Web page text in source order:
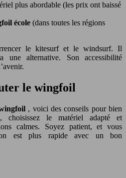
plus abordable (les prix ont baissé
école (dans toutes les régions
le kitesurf et le windsurf. Il
alternative. Son accessibilité
le wingfoil
, voici des conseils pour bien
choisissez le matériel adapté et
calmes. Soyez patient, et vous
est plus rapide avec un bon